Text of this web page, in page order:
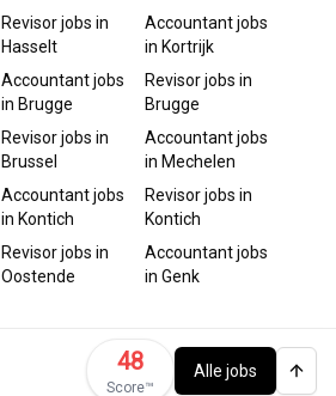
48
Score™️
Alle jobs
Revisorjobs in
Hasselt
Accountantjobs
in Kortrijk
Accountantjobs
in Brugge
Revisorjobs in
Brugge
Revisorjobs in
Brussel
Accountantjobs
in Mechelen
Accountantjobs
in Kontich
Revisorjobs in
Kontich
Revisorjobs in
Oostende
Accountantjobs
in Genk